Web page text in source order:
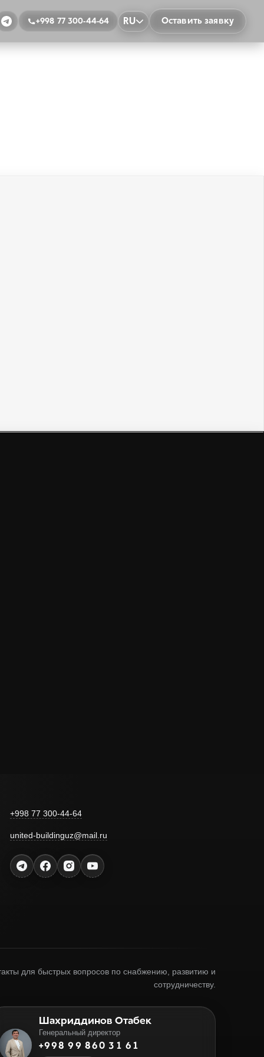
+998 77 300-44-64 RU Оставить заявку
+998 77 300-44-64
united-buildinguz@mail.ru
для быстрых вопросов по снабжению, развитию и
сотрудничеству.
Шахриддинов Отабек
Генеральный директор
+998 99 860 31 61